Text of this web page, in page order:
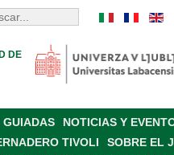
DE
GUIADAS
NOTICIAS Y
TIVOLI
SOBRE EL